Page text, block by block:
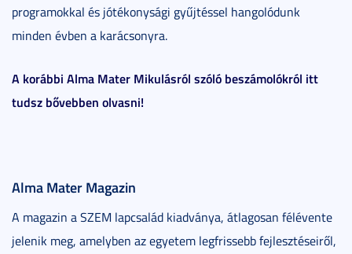
programokkal és jótékonysági gyűjtéssel hangolódunk
minden évben a karácsonyra.
A korábbi Alma Mater Mikulásról szóló beszámolókról itt
tudsz bővebben olvasni!
Alma Mater Magazin
A magazin a SZEM lapcsalád kiadványa, átlagosan félévente
jelenik meg, amelyben az egyetem legfrissebb fejlesztéseiről,